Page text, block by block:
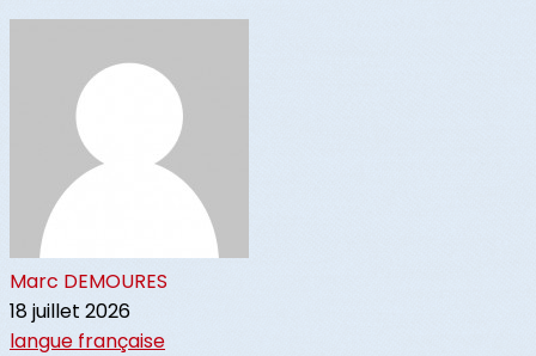
Marc DEMOURES
18 juillet 2026
langue française